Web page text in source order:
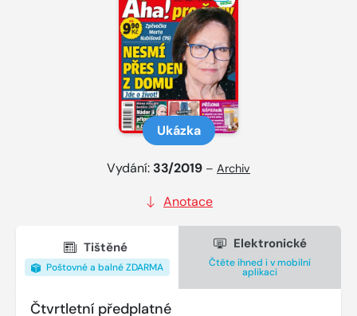
Ukázka
Vydání: 33/2019 – Archiv
Anotace
Tištěné
Poštovné a balné ZDARMA
Elektronické
Čtěte ihned i v mobilní
aplikaci
Čtvrtletní předplatné